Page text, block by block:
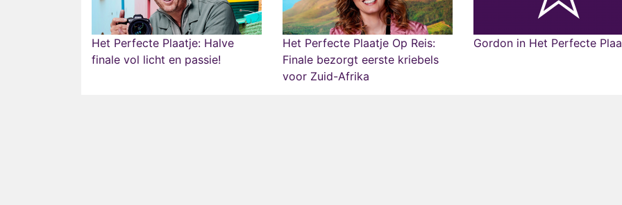
Het Perfecte Plaatje: Halve
finale vol licht en passie!
Het Perfecte Plaatje Op Reis:
Finale bezorgt eerste kriebels
voor Zuid-Afrika
Gordon in Het Perfecte